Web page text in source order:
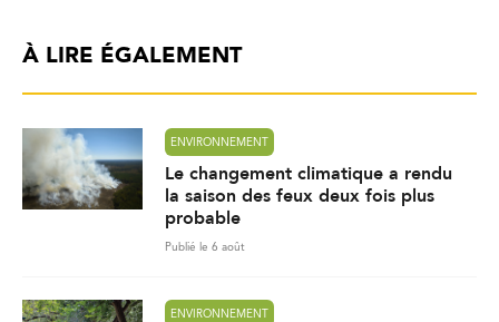
À LIRE ÉGALEMENT
ENVIRONNEMENT
Le changement climatique a rendu
la saison des feux deux fois plus
probable
Publié le 6 août
ENVIRONNEMENT